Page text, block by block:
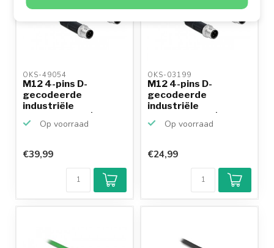
OKS-49054
M12 4-pins D-
gecodeerde
industriële
netwerkkabel | CAT5e
...
Op voorraad
€39,99
OKS-03199
M12 4-pins D-
gecodeerde
industriële
netwerkkabel | CAT5e
...
Op voorraad
€24,99